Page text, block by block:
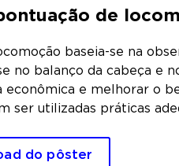
de
baseia-se na
no balanço da cabeça e
econômica e melhorar o
ser utilizadas práticas
do pôster